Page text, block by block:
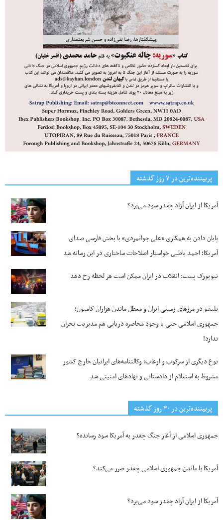
پربیننده‌ترین‌ در ۷ روز گذشته
آمریکا از ایران آزاد چقدر سود می‌برد؟
پایان دادن به همکاری «علی جوانمردی» با بخش فارسی صدای
آمریکا؛ احمد باطبی خواستار اصلاحات ساختاری در این رسانه شد
نیویورک پست: انقلاب در ایران ممکن است هر لحظه رخ دهد
بلبشو در مرزهای زمینی ایران و معطل ماندن هزاران کامیون؛
جمهوری اسلامی حتی با وجود محاصره دریایی هم مدیریت بحران
ندارد!
نوع دیگری از سرکوب و ارعاب؛ وکالتنامه‌های ایرانیان خارج کشور
مشروط به استعلام از دادستانی و نهادهای امنیتی شد
پربیننده‌ترین‌ در ۳۰ روز گذشته
جمهوری اسلامی از آغاز جنگ چقدر به آمریکا سود رسانده؟
آمریکا با ماندن جمهوری اسلامی چقدر ضرر می‌کند؟
آمریکا از ایران آزاد چقدر سود می‌برد؟